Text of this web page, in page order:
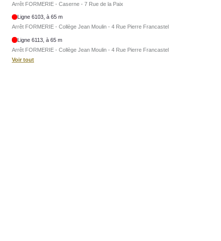
Arrêt FORMERIE - Caserne - 7 Rue de la Paix
Ligne 6103, à 65 m
Arrêt FORMERIE - Collège Jean Moulin - 4 Rue Pierre Francastel
Ligne 6113, à 65 m
Arrêt FORMERIE - Collège Jean Moulin - 4 Rue Pierre Francastel
Voir tout